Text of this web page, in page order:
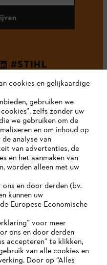
#STIHL
NIET
cookies en gelijkaardige
gebruiken we
zelfs zonder uw
we gebruiken om de
en om inhoud op
analyse van
van advertenties, de
en het aanmaken van
worden alleen met uw
en door derden (bv.
kunnen uw
Europese Economische
voor meer
ons en door derden
accepteren” te klikken,
van alle cookies en
Door op “Alles